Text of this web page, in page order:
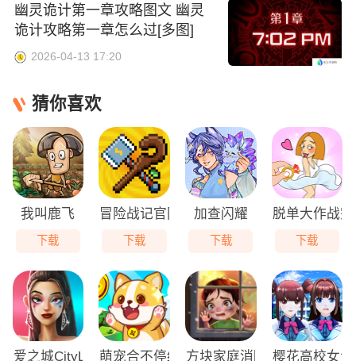
幽灵诡计第一章攻略图文 幽灵
诡计攻略第一章怎么过[多图]
2026-04-13 17:20
猜你喜欢
我叫鹿飞
下载
冒险战记官网
下载
加查闪耀
下载
脱单大作战
下载
爱之城CityLo 萌宠合不停红包版方块家庭消除(Tile Family)
樱花高校女